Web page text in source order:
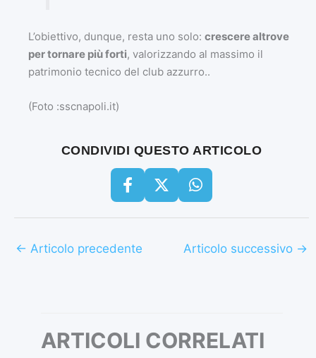
L’obiettivo, dunque, resta uno solo: crescere altrove
per tornare più forti, valorizzando al massimo il
patrimonio tecnico del club azzurro..
(Foto :sscnapoli.it)
CONDIVIDI QUESTO ARTICOLO
← Articolo precedente Articolo successivo →
ARTICOLI CORRELATI